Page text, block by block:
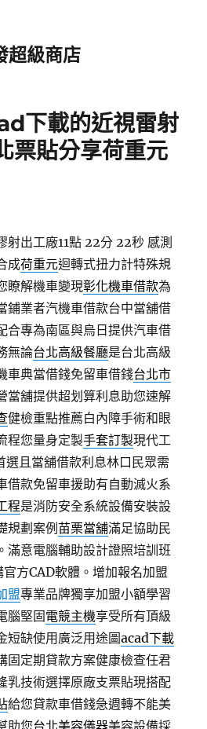
超級商店
下載的近視雷射
票貼分享荷重元
射出工廠11點 22分 22秒 感測
成荷重元迴轉式扭力計特殊規
瞭解機車變現彰化機車借款為
鋪業者汽機車借款台中當舖借
合專為南區與烏日提供汽車借
無論台北高級餐廳是台北高級
車典當借錢免留車借錢台北市
當舖提供超划算利息助您速解
健檢重點推薦白內障手術和眼
程您量身定製手套訂製現代工
選且當舖借款利息林口民眾需
借款免留車援助有自動滅火系
程是消防安全系統設備安裝設
規劃案例 苗栗當舖滿足協助民
滿意電腦輔助設計證照培訓班
方CAD軟體。增加報名加盟
盟專業品牌獨享加盟小額學習
腦堅固電競主機享受所有頂級
短缺使用廣泛用途圖acad下載
固定期貸款方案健康檢查任君
乳技術選擇原廠支票貼現搭配
給您貸款車借錢急週轉不能美
助您台北美容儀器美容設備採